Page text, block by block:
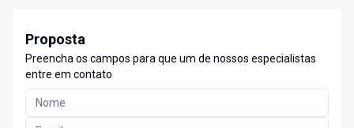
Proposta
Preencha os campos para que um de nossos especialistas
entre em contato